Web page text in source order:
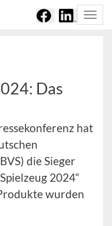
Das
hat
die Sieger
2024“
wurden